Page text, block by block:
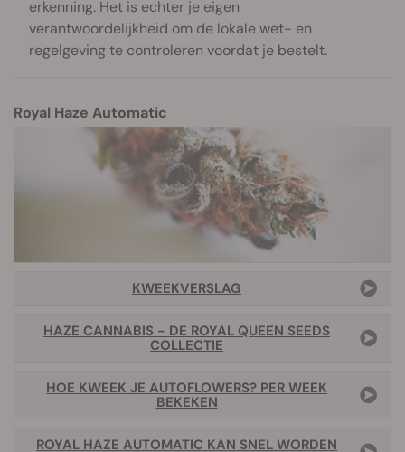
erkenning. Het is echter je eigen
verantwoordelijkheid om de lokale wet- en
regelgeving te controleren voordat je bestelt.
Royal Haze Automatic
KWEEKVERSLAG
HAZE CANNABIS - DE ROYAL QUEEN SEEDS
COLLECTIE
HOE KWEEK JE AUTOFLOWERS? PER WEEK
BEKEKEN
ROYAL HAZE AUTOMATIC KAN SNEL WORDEN